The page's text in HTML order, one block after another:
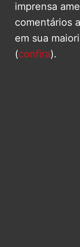
imprensa
comentários
em sua
(confira).